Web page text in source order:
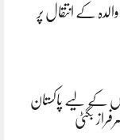
والدہ کے انتقال پر
کے لیے پاکستان
بگٹی